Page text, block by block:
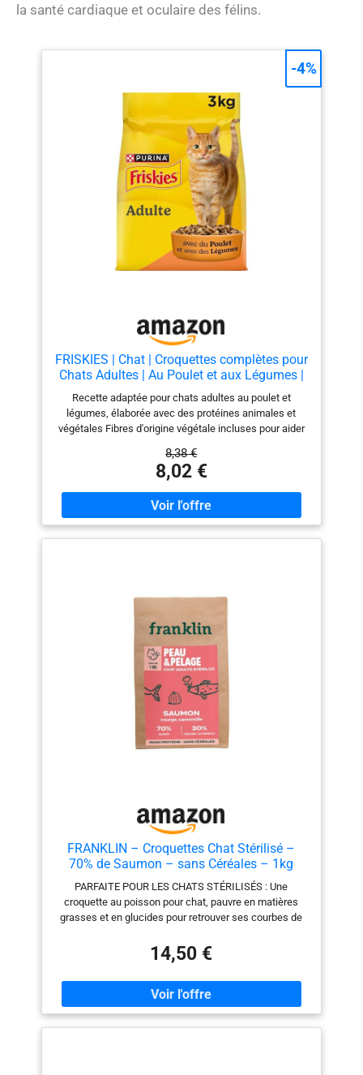
la santé cardiaque et oculaire des félins.
FRISKIES | Chat | Croquettes complètes pour
Chats Adultes | Au Poulet et aux Légumes |
Aliment Complet Riche en Vitamines et
Minéraux | Sac | 3 KG
Recette adaptée pour chats adultes au poulet et
légumes, élaborée avec des protéines animales et
végétales Fibres d'origine végétale incluses pour aider
adulte Minéraux essentiels et vitamine D contribuent à
la santé des dents et des os Acides gras essentiels
soutiennent une peau saine et un pelage brillant Sans
colorants, arômes ni conservateurs artificiels, avec des
ingrédients rigoureusement sélectionnés
8,38 €
8,02 €
-4%
FRANKLIN – Croquettes Chat Stérilisé –
70% de Saumon – sans Céréales – 1kg
PARFAITE POUR LES CHATS STÉRILISÉS : Une
croquette au poisson pour chat, pauvre en matières
grasses et en glucides pour retrouver ses courbes de
satiété. BRILLANCE DU POIL : Une recette au poisson
pour chat, riche en omégas 3 et 6. De quoi faire briller
son pelage de mille feux. SANS CÉRÉALES : Dans nos
croquettes exit le riz, le blé, le maïs et toute autre
céréale. À la place : de la patate douce ou des
légumineuses. Elles sont plus digestes, et disposent
14,50 €